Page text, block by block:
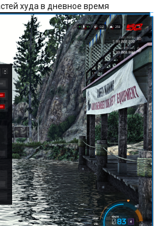
худа в дневное время